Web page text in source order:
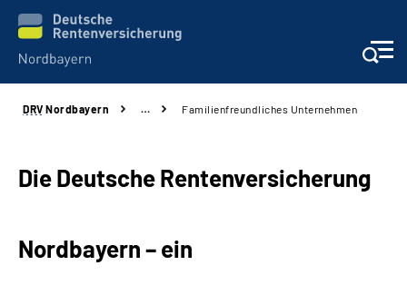
Online-Services
Services
DRV Nordbayern … Familienfreundliches Unternehmen
Die Deutsche Rentenversicherung
Nordbayern – ein